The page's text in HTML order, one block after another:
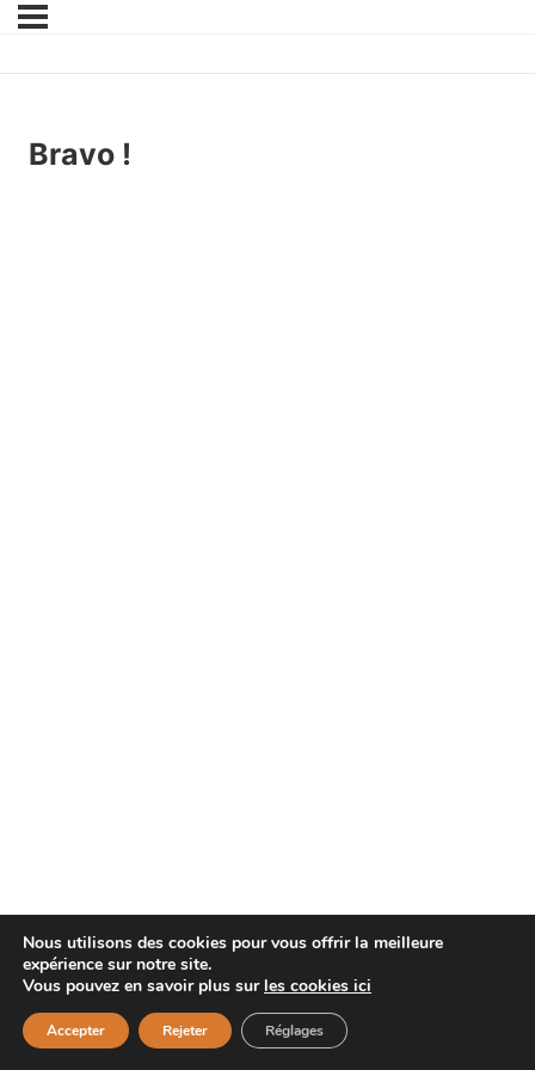
Bravo !
Nous utilisons des cookies pour vous offrir la meilleure
expérience sur notre site.
Vous pouvez en savoir plus sur les cookies ici
Accepter Rejeter Réglages